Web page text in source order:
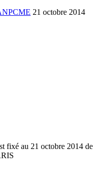
21 octobre 2014
fixé au 21 octobre 2014 de